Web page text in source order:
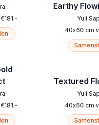
€181,-
€181,-
Earthy
Yuli
40x60 cm
Textured
Yuli
40x60 cm